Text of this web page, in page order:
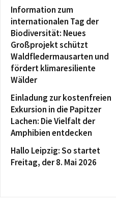
Information zum
internationalen Tag der
Biodiversität: Neues
Großprojekt schützt
Waldfledermausarten und
fördert klimaresiliente
Wälder
Einladung zur kostenfreien
Exkursion in die Papitzer
Lachen: Die Vielfalt der
Amphibien entdecken
Hallo Leipzig: So startet
Freitag, der 8. Mai 2026